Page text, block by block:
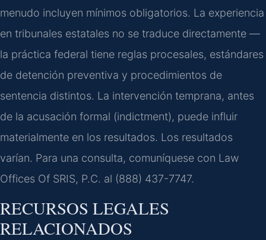
menudo incluyen mínimos obligatorios. La experiencia
en tribunales estatales no se traduce directamente —
la práctica federal tiene reglas procesales, estándares
de detención preventiva y procedimientos de
sentencia distintos. La intervención temprana, antes
de la acusación formal (indictment), puede influir
materialmente en los resultados. Los resultados
varían. Para una consulta, comuníquese con Law
Offices Of SRIS, P.C. al (888) 437-7747.
RECURSOS LEGALES
RELACIONADOS